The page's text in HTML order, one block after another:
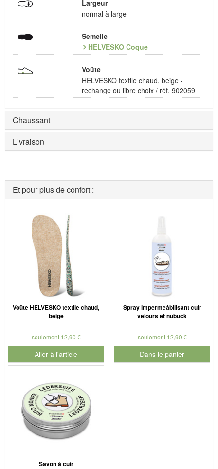
Largeur
normal à large
Semelle
HELVESKO Coque
Voûte
HELVESKO textile chaud, beige -
rechange ou libre choix / réf. 902059
Chaussant
Livraison
Et pour plus de confort :
Voûte HELVESKO textile chaud,
beige
seulement 12,90 €
Aller à l'article
Spray impermeábilisant cuir
velours et nubuck
seulement 12,90 €
Dans le panier
pour le numéro de produit
Savon à cuir